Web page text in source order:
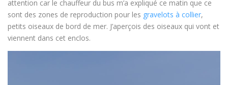
attention car le chauffeur du bus m’a expliqué ce matin que ce
sont des zones de reproduction pour les gravelots à collier,
petits oiseaux de bord de mer. J’aperçois des oiseaux qui vont et
viennent dans cet enclos.